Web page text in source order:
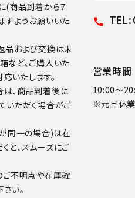
(商品到着から７
すようお願いいた
品および交換は未
など、ご購入いた
いたします。
、商品到着後に
いただく場合がご
が同一の場合)は在
と、スムーズにご
ご不明点や在庫確
い。
call TEL :
営業時間
10:00～
※元旦休